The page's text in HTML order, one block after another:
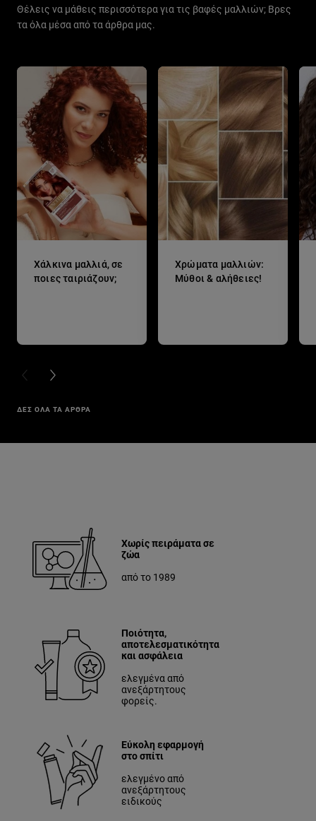
Θέλεις να μάθεις περισσότερα για τις βαφές μαλλιών; Βρες
τα όλα μέσα από τα άρθρα μας.
Χάλκινα μαλλιά, σε
ποιες ταιριάζουν;
Χρώματα μαλλιών:
Μύθοι & αλήθειες!
PREVIOUS CARD
NEXT CARD
ΔΕΣ ΟΛΑ ΤΑ ΑΡΘΡΑ
Χωρίς πειράματα σε
ζώα
από το 1989
Ποιότητα,
αποτελεσματικότητα
και ασφάλεια
ελεγμένα από
ανεξάρτητους
φορείς.
Εύκολη εφαρμογή
στο σπίτι
ελεγμένο από
ανεξάρτητους
ειδικούς